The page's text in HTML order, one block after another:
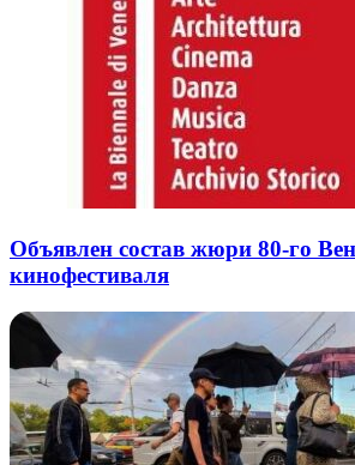
Объявлен состав жюри 80-го
кинофестиваля